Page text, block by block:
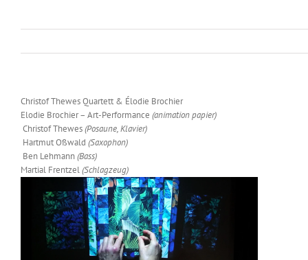
Christof Thewes Quartett & Élodie Brochier
Elodie Brochier – Art-Performance (animation papier)
Christof Thewes(Posaune, Klavier)
Hartmut Oßwald (Saxophon)
Ben Lehmann(Bass)
Martial Frentzel(Schlagzeug)